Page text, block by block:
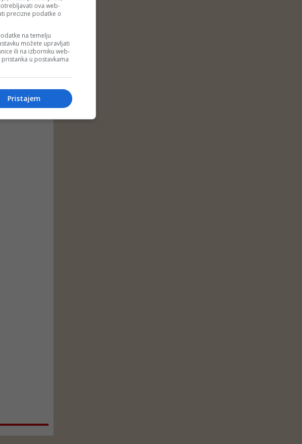
ova web-
precizne podatke o
na temelju
možete upravljati
ili na izborniku web-
u postavkama
Pristajem